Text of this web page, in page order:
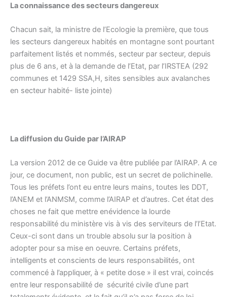
La connaissance des secteurs dangereux
Chacun sait, la ministre de l’Ecologie la première, que tous
les secteurs dangereux habités en montagne sont pourtant
parfaitement listés et nommés, secteur par secteur, depuis
plus de 6 ans, et à la demande de l’Etat, par l’IRSTEA (292
communes et 1429 SSA,H, sites sensibles aux avalanches
en secteur habité- liste jointe)
La diffusion du Guide par l’AIRAP
La version 2012 de ce Guide va être publiée par l’AIRAP. A ce
jour, ce document, non public, est un secret de polichinelle.
Tous les préfets l’ont eu entre leurs mains, toutes les DDT,
l’ANEM et l’ANMSM, comme l’AIRAP et d’autres. Cet état des
choses ne fait que mettre enévidence la lourde
responsabilité du ministère vis à vis des serviteurs de l’l’Etat.
Ceux-ci sont dans un trouble absolu sur la position à
adopter pour sa mise en oeuvre. Certains préfets,
intelligents et conscients de leurs responsabilités, ont
commencé à l’appliquer, à « petite dose » il est vrai, coincés
entre leur responsabilité de sécurité civile d’une part